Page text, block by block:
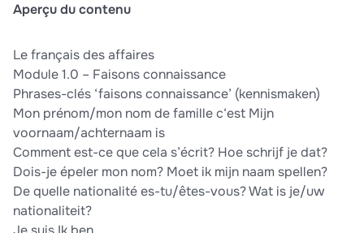
Aperçu du contenu
Le français des affaires
Module 1.0 – Faisons connaissance
Phrases-clés ‘faisons connaissance’ (kennismaken)
Mon prénom/mon nom de famille c‘est Mijn
voornaam/achternaam is
Comment est-ce que cela s’écrit? Hoe schrijf je dat?
Dois-je épeler mon nom? Moet ik mijn naam spellen?
De quelle nationalité es-tu/êtes-vous? Wat is je/uw
nationaliteit?